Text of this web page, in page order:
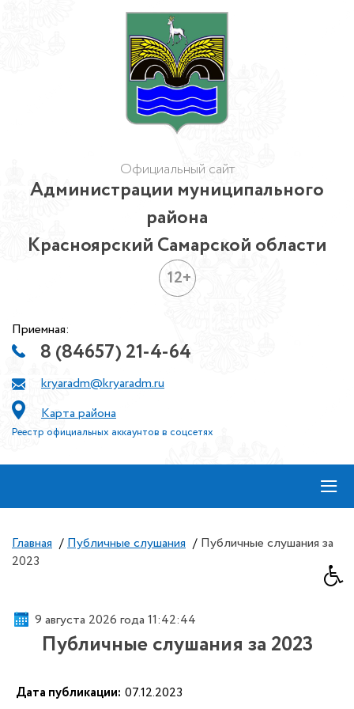
Официальный сайт
Администрации муниципального
района
Красноярский Самарской области
12+
Приемная:
8 (84657) 21-4-64
kryaradm@kryaradm.ru
Карта района
Реестр официальных аккаунтов в соцсетях
≡
Главная / Публичные слушания / Публичные слушания за
2023
9 августа 2026 года 11:42:45
Публичные слушания за 2023
Дата публикации: 07.12.2023